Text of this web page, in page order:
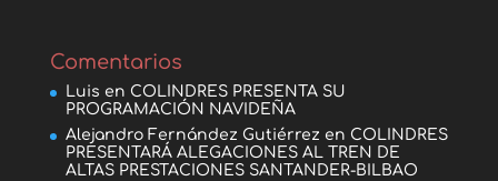
Comentarios
Luis en COLINDRES PRESENTA SU
PROGRAMACIÓN NAVIDEÑA
Alejandro Fernández Gutiérrez en COLINDRES
PRESENTARÁ ALEGACIONES AL TREN DE
ALTAS PRESTACIONES SANTANDER-BILBAO